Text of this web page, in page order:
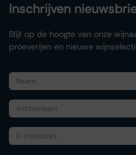
Inschrijven
Blijf op de hoogte van onze
proeverijen en nieuwe